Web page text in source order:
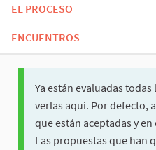
EL PROCESO
ENCUENTROS
Ya están evaluadas
verlas aquí. Por defecto,
que están aceptadas y
Las propuestas que han